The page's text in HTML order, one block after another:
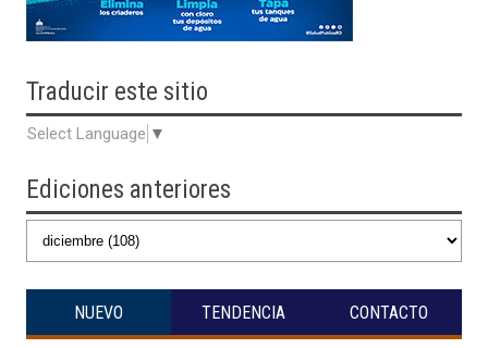
Traducir este sitio
Select Language ▼
Ediciones anteriores
NUEVO TENDENCIA CONTACTO